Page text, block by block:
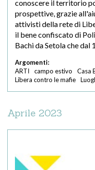
conoscere il territorio
prospettive, grazie
attivisti della rete di
il bene confiscato di
Bachi da Setola che
Argomenti:
ARTI
campo estivo Casa
Libera contro le mafie
Aprile 2023